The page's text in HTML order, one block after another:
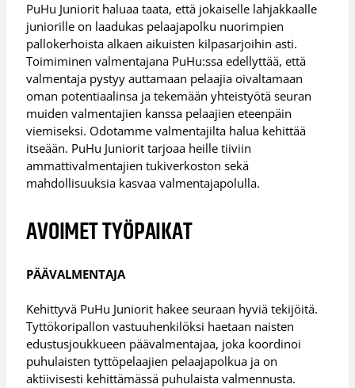
PuHu Juniorit haluaa taata, että jokaiselle lahjakkaalle
juniorille on laadukas pelaajapolku nuorimpien
pallokerhoista alkaen aikuisten kilpasarjoihin asti.
Toimiminen valmentajana PuHu:ssa edellyttää, että
valmentaja pystyy auttamaan pelaajia oivaltamaan
oman potentiaalinsa ja tekemään yhteistyötä seuran
muiden valmentajien kanssa pelaajien eteenpäin
viemiseksi. Odotamme valmentajilta halua kehittää
itseään. PuHu Juniorit tarjoaa heille tiiviin
ammattivalmentajien tukiverkoston sekä
mahdollisuuksia kasvaa valmentajapolulla.
AVOIMET TYÖPAIKAT
PÄÄVALMENTAJA
Kehittyvä PuHu Juniorit hakee seuraan hyviä tekijöitä.
Tyttökoripallon vastuuhenkilöksi haetaan naisten
edustusjoukkueen päävalmentajaa, joka koordinoi
puhulaisten tyttöpelaajien pelaajapolkua ja on
aktiivisesti kehittämässä puhulaista valmennusta.